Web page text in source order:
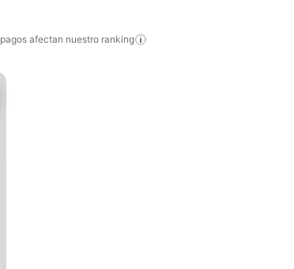
afectan nuestro ranking
a favoritos